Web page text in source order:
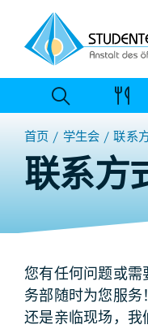
容
首页 学生会 联系
联系方
您有任何问题或需
务部随时为您服
还是亲临现场，我